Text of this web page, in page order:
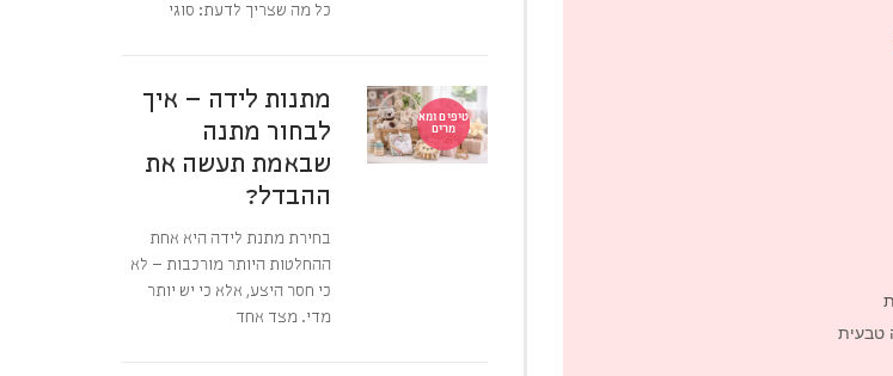
כל מה שצריך לדעת: סוגי
טיפים ומא
מרים
מתנות לידה – איך
לבחור מתנה
שבאמת תעשה את
ההבדל?
בחירת מתנת לידה היא אחת
ההחלטות היותר מורכבות – לא
כי חסר היצע, אלא כי יש יותר
מדי. מצד אחד